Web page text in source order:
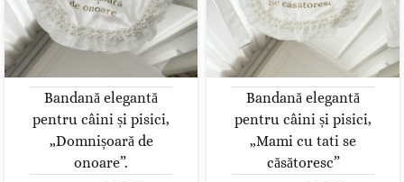
Bandană elegantă
pentru câini și pisici,
„Domnișoară de
onoare”.
Bandană elegantă
pentru câini și pisici,
„Mami cu tati se
căsătoresc”